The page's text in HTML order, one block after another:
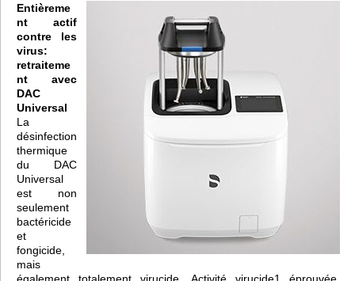
Entièreme
nt actif
contre les
virus:
retraiteme
nt avec
DAC
Universal
La
désinfection
thermique
du DAC
Universal
est non
seulement
bactéricide
et
fongicide,
mais
également totalement virucide. Activité virucide1 éprouvée.